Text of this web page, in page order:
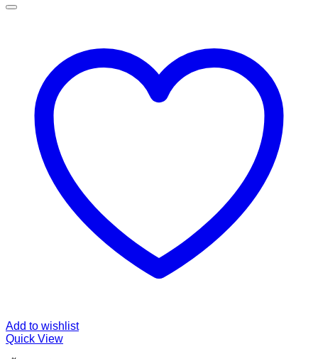
Add to wishlist
Quick View